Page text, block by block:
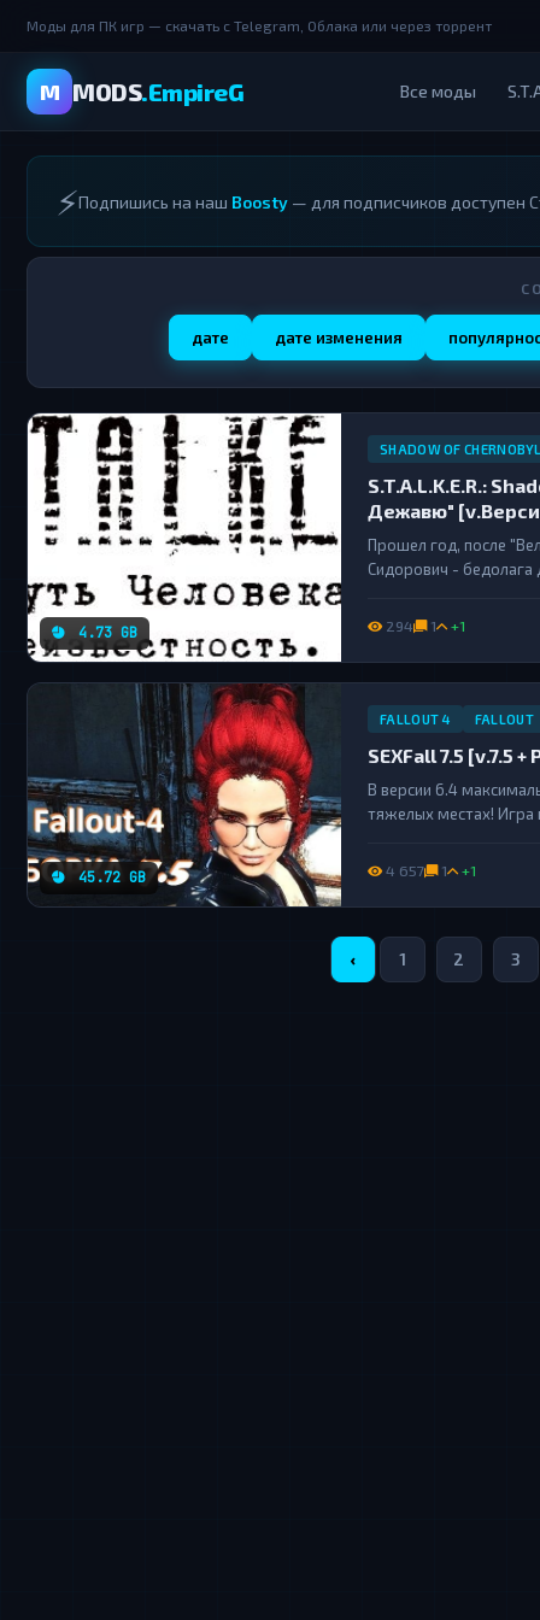
Моды для ПК игр — скачать с Telegram, Облака или через торрент
M MODS.EmpireG Все моды
⚡Подпишись на наш Boosty — для подписчиков доступен
дате дате изменения
4.73 GB
SHADOW OF
S.T.A.L.K.E.R.:
Дежавю"
Прошел год, после
Сидорович - бедолага
человек......
294 1 +1
45.72 GB
FALLOUT 4 FALLOUT
SEXFall 7.5 [v.7.5
В версии 6.4
тяжелых местах! Игра
4 657 1 +1
‹ 1 2 3